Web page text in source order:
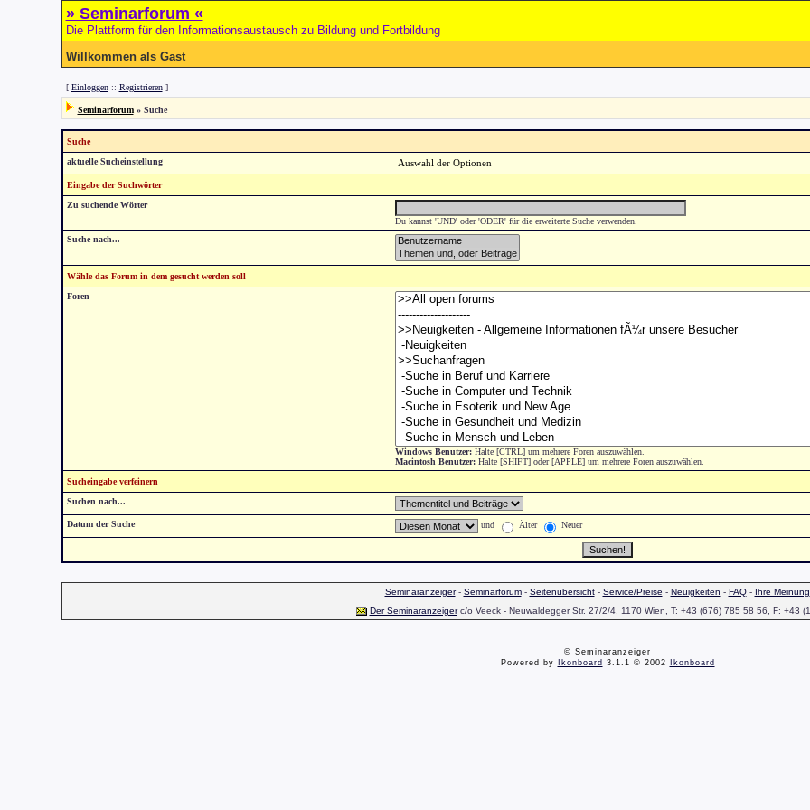
» Seminarforum «
Die Plattform für den Informationsaustausch zu Bildung und Fortbildung
Willkommen als Gast
[ Einloggen:: Registrieren]
Seminarforum» Suche
Suche
aktuelle Sucheinstellung
Eingabe der Suchwörter
Zu suchende Wörter
Du kannst 'UND' oder 'ODER' für die erweiterte Suche verwenden.
Suche nach...
Wähle das Forum in dem gesucht werden soll
Foren
Windows Benutzer:Halte [CTRL] um mehrere Foren auszuwählen.
Macintosh Benutzer:Halte [SHIFT] oder [APPLE] um mehrere Foren auszuwählen.
Sucheingabe verfeinern
Suchen nach...
Datum der Suche und Älter Neuer
Seminaranzeiger- Seminarforum- Seitenübersicht- Service/Preise - Neuigkeiten - FAQ- Ihre Meinung
Der Seminaranzeigerc/o Veeck - Neuwaldegger Str. 27/2/4, 1170 Wien, T: +43 (676) 785 58 56, F: +43
© Seminaranzeiger
Powered by
Ikonboard 3.1.1 © 2002 Ikonboard